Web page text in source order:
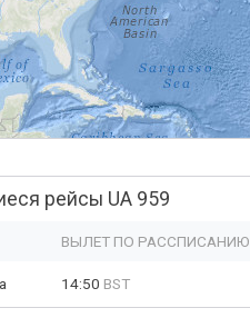
рейсы UA 959
ВЫЛЕТ ПО РАССПИСАНИЮ
14:50 BST